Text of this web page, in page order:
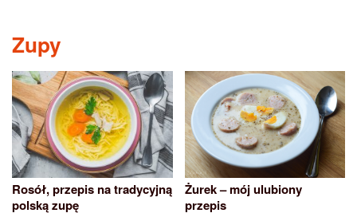
Zupy
Rosół, przepis na tradycyjną
polską zupę
Żurek – mój ulubiony
przepis